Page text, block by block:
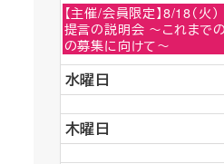
火
曜
日,
8
月
18th
2026
【主催/会員限定】8/18（
提言の説明会 ～これまで
の募集に向けて～
水曜日
木曜日